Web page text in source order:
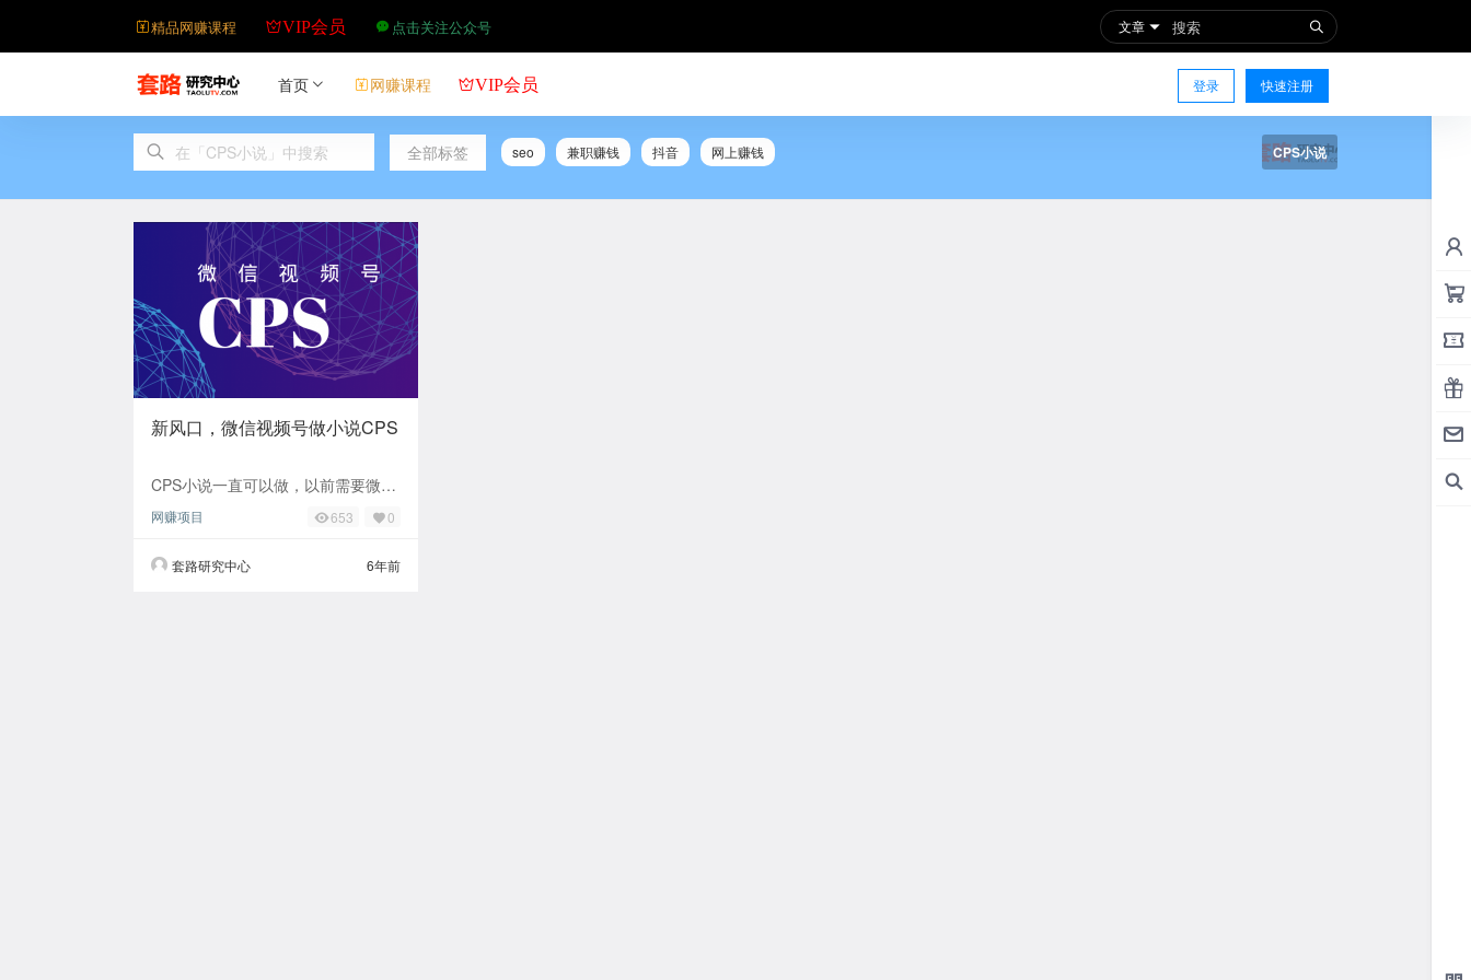
精品网赚课程 VIP会员 点击关注公众号 文章
登录 快速注册
首页 网赚课程 VIP会员
全部标签 seo 兼职赚钱 抖音 网上赚钱 CPS小说
新风口，微信视频号做小说CPS
CPS小说一直可以做，以前需要微信
量….如果没有积累微信流量池，做起
网赚项目 653 0
套路研究中心 6年前